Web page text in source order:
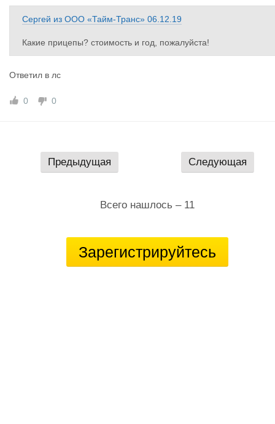
Сергей из ООО «Тайм-Транс» 06.12.19
Какие прицепы? стоимость и год, пожалуйста!
Ответил в лс
0 0
Предыдущая Следующая
Всего нашлось – 11
Зарегистрируйтесь